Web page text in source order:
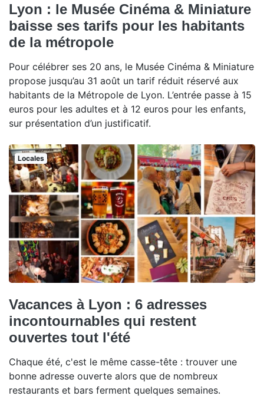
Lyon : le Musée Cinéma & Miniature
baisse ses tarifs pour les habitants
de la métropole
Pour célébrer ses 20 ans, le Musée Cinéma & Miniature
propose jusqu’au 31 août un tarif réduit réservé aux
habitants de la Métropole de Lyon. L’entrée passe à 15
euros pour les adultes et à 12 euros pour les enfants,
sur présentation d’un justificatif.
Locales
Vacances à Lyon : 6 adresses
incontournables qui restent
ouvertes tout l'été
Chaque été, c'est le même casse-tête : trouver une
bonne adresse ouverte alors que de nombreux
restaurants et bars ferment quelques semaines.